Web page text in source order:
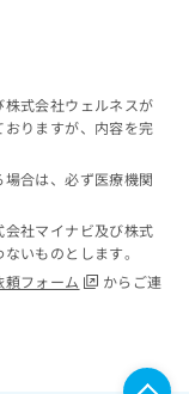
式会社ウェルネスが
りますが、内容を完
合は、必ず医療機関
社マイナビ及び株式
いものとします。
フォーム
からご連